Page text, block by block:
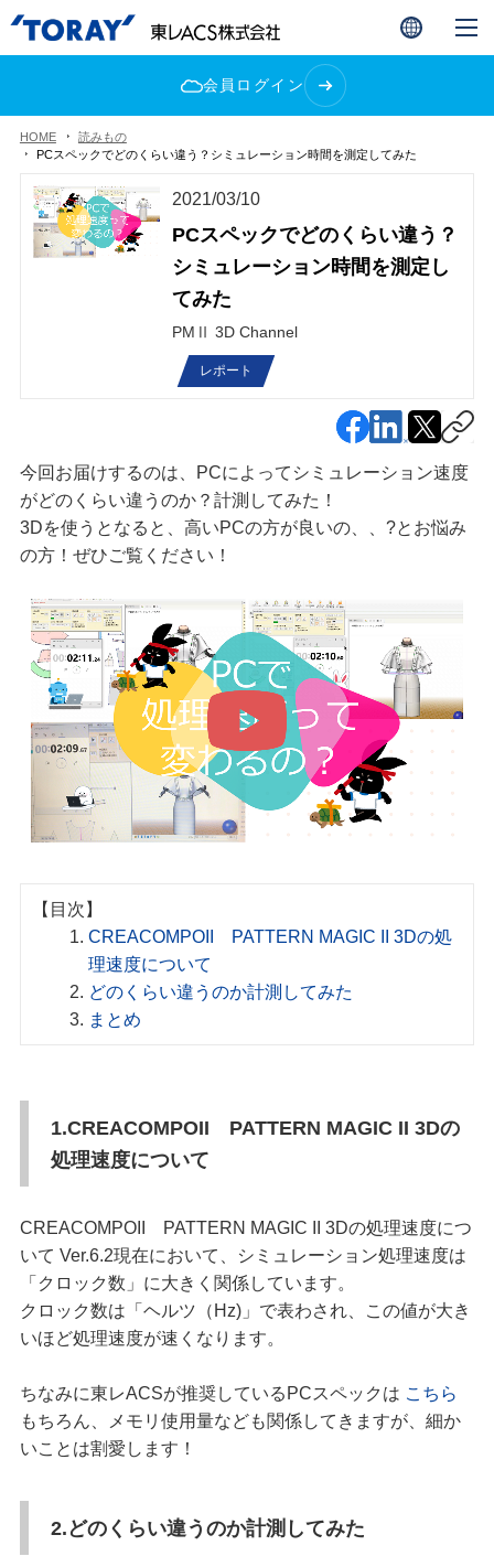
会員ログイン
HOME
読みもの
PCスペックでどのくらい違う？シミュレーション時間を測定してみた
2021/03/10
PCスペックでどのくらい違う？
シミュレーション時間を測定し
てみた
PMⅡ 3D Channel
レポート
今回お届けするのは、PCによってシミュレーション速度
がどのくらい違うのか？計測してみた！
3Dを使うとなると、高いPCの方が良いの、、?とお悩み
の方！ぜひご覧ください！
【目次】
CREACOMPOII PATTERN MAGIC II 3Dの処
理速度について
どのくらい違うのか計測してみた
まとめ
1.CREACOMPOII PATTERN MAGIC II 3Dの
処理速度について
CREACOMPOII PATTERN MAGIC II 3Dの処理速度につ
いて Ver.6.2現在において、シミュレーション処理速度は
「クロック数」に大きく関係しています。
クロック数は「ヘルツ（Hz)」で表わされ、この値が大き
いほど処理速度が速くなります。
ちなみに東レACSが推奨しているPCスペックは こちら
もちろん、メモリ使用量なども関係してきますが、細か
いことは割愛します！
2.どのくらい違うのか計測してみた